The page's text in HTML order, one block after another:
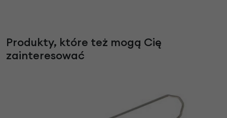
Produkty, które też mogą Cię
zainteresować